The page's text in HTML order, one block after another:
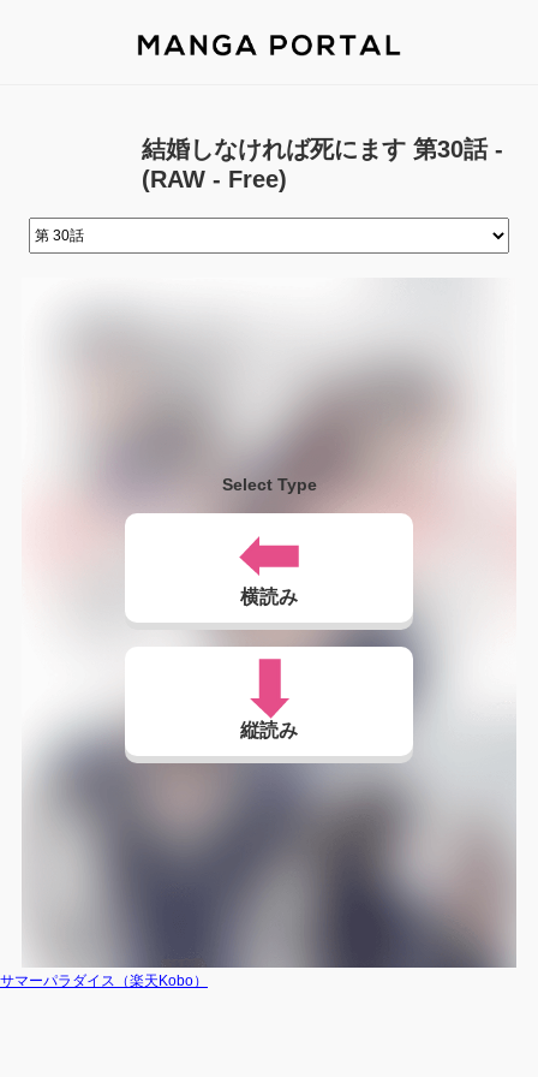
結婚しなければ死にます 第30話 -
(RAW - Free)
Select Type
横読み
縦読み
サマーパラダイス（楽天Kobo）